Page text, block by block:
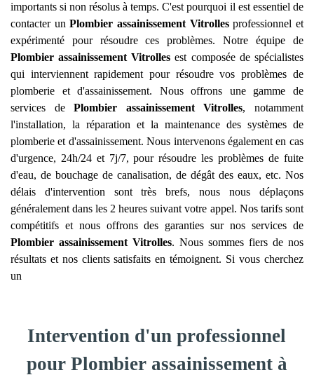
importants si non résolus à temps. C'est pourquoi il est essentiel de
contacter unPlombier assainissement Vitrollesprofessionnel et
expérimenté pour résoudre ces problèmes. Notre équipe de
Plombier assainissement Vitrolles est composée de spécialistes
qui interviennent rapidement pour résoudre vos problèmes de
plomberie et d'assainissement. Nous offrons une gamme de
services dePlombier assainissement Vitrolles, notamment
l'installation, la réparation et la maintenance des systèmes de
plomberie et d'assainissement. Nous intervenons également en cas
d'urgence, 24h/24 et 7j/7, pour résoudre les problèmes de fuite
d'eau, de bouchage de canalisation, de dégât des eaux, etc. Nos
délais d'intervention sont très brefs, nous nous déplaçons
généralement dans les 2 heures suivant votre appel. Nos tarifs sont
compétitifs et nous offrons des garanties sur nos services de
Plombier assainissement Vitrolles. Nous sommes fiers de nos
résultats et nos clients satisfaits en témoignent. Si vous cherchez
un
Intervention d'un professionnel
pour Plombier assainissement à